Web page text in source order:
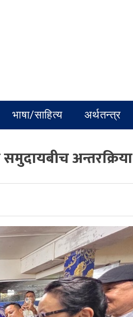
भाषा/साहित्य अर्थतन्त्र
अन्तरक्रिया